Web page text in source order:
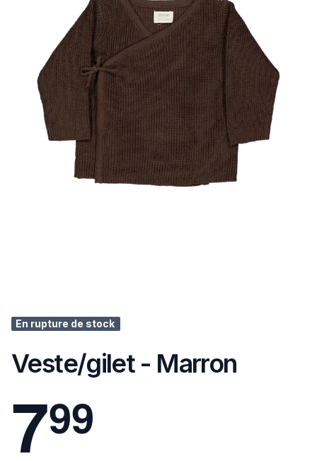
En rupture de stock
Veste/gilet - Marron
799